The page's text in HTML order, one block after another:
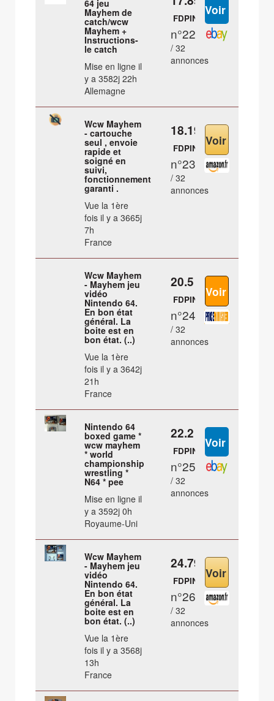
64 jeu
Mayhem de
catch/wcw
Mayhem +
Instructions-
le catch
Mise en ligne il
y a 3582j 22h
Allemagne
FDPIN
n°22
/ 32
annonces
Wcw Mayhem
- cartouche
seul , envoie
rapide et
soigné en
suivi,
fonctionnement
garanti .
Vue la 1ère
fois il y a 3665j
7h
France
18.19 €
FDPIN
n°23
/ 32
annonces
Wcw Mayhem
- Mayhem jeu
vidéo
Nintendo 64.
En bon état
général. La
boite est en
bon état. (..)
Vue la 1ère
fois il y a 3642j
21h
France
20.5 €
FDPIN
n°24
/ 32
annonces
Nintendo 64
boxed game *
wcw mayhem
* world
championship
wrestling *
N64 * pee
Mise en ligne il
y a 3592j 0h
Royaume-Uni
22.2 €
FDPIN
n°25
/ 32
annonces
Wcw Mayhem
- Mayhem jeu
vidéo
Nintendo 64.
En bon état
général. La
boite est en
bon état. (..)
Vue la 1ère
fois il y a 3568j
13h
France
24.79 €
FDPIN
n°26
/ 32
annonces